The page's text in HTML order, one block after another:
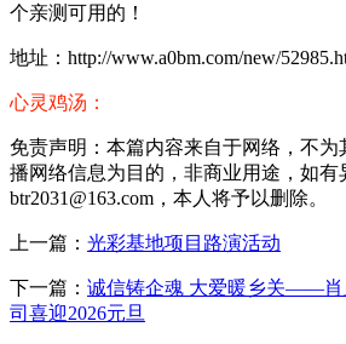
个亲测可用的！
地址：http://www.a0bm.com/new/
心灵鸡汤：
免责声明：本篇内容来自于网络，不
播网络信息为目的，非商业用途，如有
btr2031@163.com，本人将予以删除。
上一篇： 光彩基地项目路演活动
下一篇： 诚信铸企魂 大爱暖乡关——肖
司喜迎2026元旦